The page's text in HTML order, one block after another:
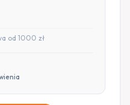
od 1000 zł